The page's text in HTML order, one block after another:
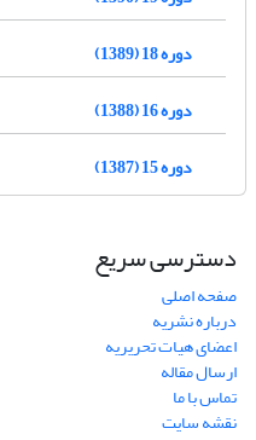
دوره 18 (1389)
دوره 16 (1388)
دوره 15 (1387)
دسترسی سریع
صفحه اصلی
درباره نشریه
اعضای هیات تحریریه
ارسال مقاله
تماس با ما
نقشه سایت